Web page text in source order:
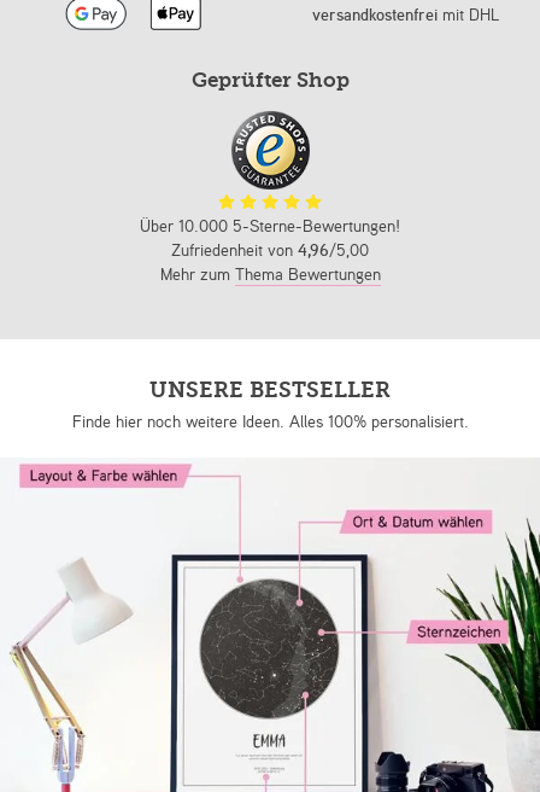
versandkostenfreimit DHL
Geprüfter Shop
Über 10.000 5-Sterne-Bewertungen!
Zufriedenheit von 4,96/5,00
Mehr zum Thema Bewertungen
UNSERE BESTSELLER
Finde hier noch weitere Ideen. Alles 100% personalisiert.